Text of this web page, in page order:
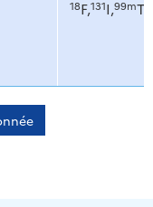
18F,131I,99mTc